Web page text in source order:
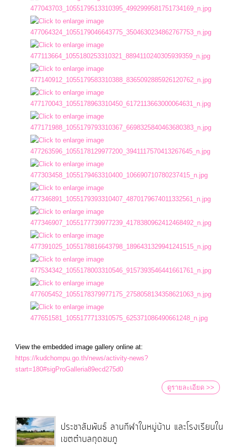
View the embedded image gallery online at:
https://kudchompu.go.th/news/activity-news?
start=180#sigProGalleria89ecd275d0
ดูรายละเอียด >>
ประชาสัมพันธ์ ลานกีฬาในหมู่บ้าน และโรงเรียนใน
เขตตำบลกุดชมภู